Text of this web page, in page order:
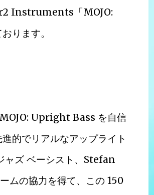
Instruments「MOJO:
ります。
Upright Bass を自信
的でリアルなアップライト
ャズ ベーシスト、Stefan
ムの協力を得て、この 150